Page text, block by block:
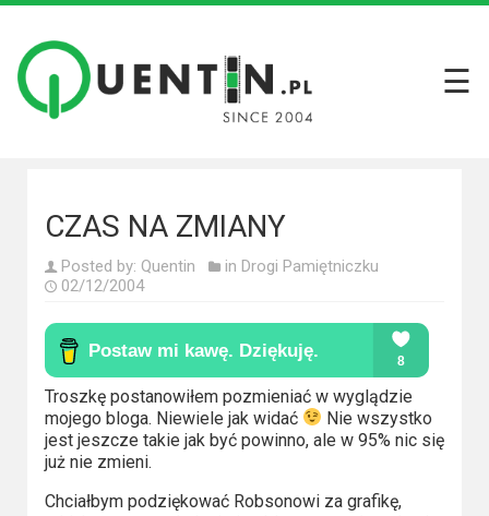
Filmy
Krótkie
recenzje
Seriale
Wszystkie
recenzje
seriali
Kategorie
☰
CZAS NA ZMIANY
Posted by: Quentin in Drogi Pamiętniczku
02/12/2004
Troszkę postanowiłem pozmieniać w wyglądzie
mojego bloga. Niewiele jak widać
Nie wszystko
jest jeszcze takie jak być powinno, ale w 95% nic się
już nie zmieni.
Chciałbym podziękować Robsonowi za grafikę,